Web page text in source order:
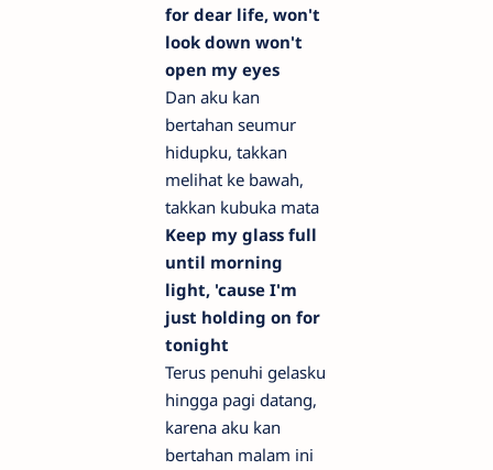
for dear life, won't
look down won't
open my eyes
Dan aku kan
bertahan seumur
hidupku, takkan
melihat ke bawah,
takkan kubuka mata
Keep my glass full
until morning
light, 'cause I'm
just holding on for
tonight
Terus penuhi gelasku
hingga pagi datang,
karena aku kan
bertahan malam ini